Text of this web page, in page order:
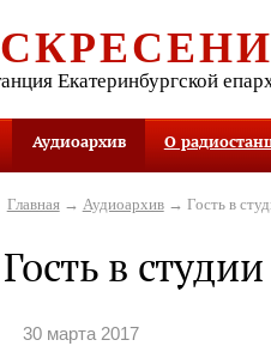
Екатеринбургской
Аудиоархив О
Главная→ Аудиоархив→ Гость в
Гость в студии
30 марта 2017